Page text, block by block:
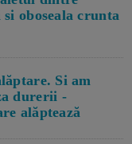
oboseala crunta
Si am
durerii -
alăptează